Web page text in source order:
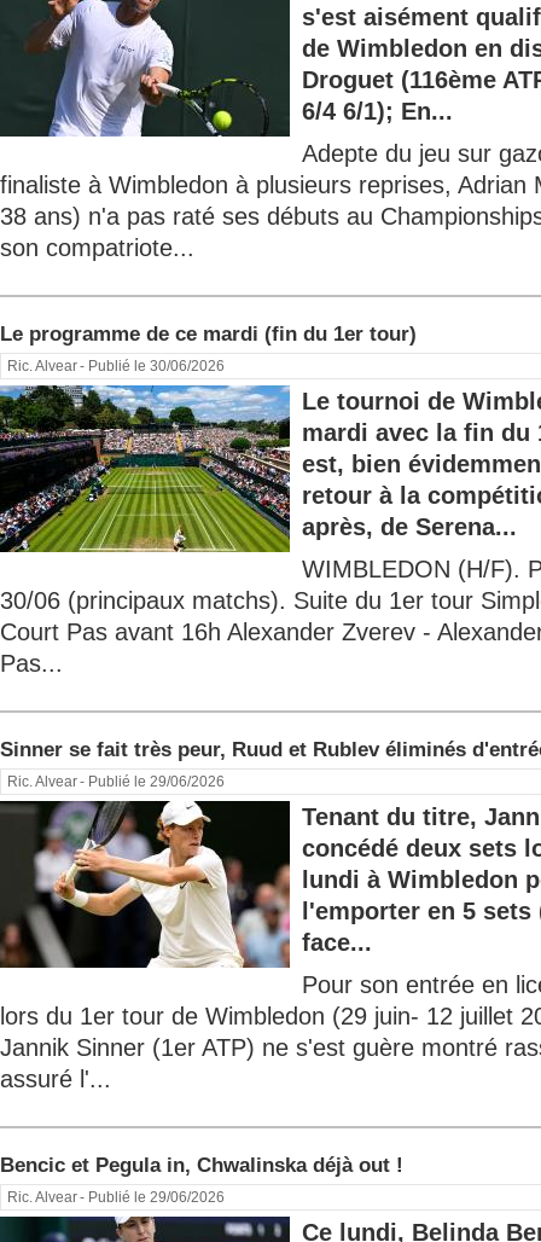
s'est aisément
de Wimbledon en
Droguet (116ème
6/4 6/1); En...
Adepte du jeu sur
finaliste à Wimbledon à plusieurs reprises, Adrian
38 ans) n'a pas raté ses débuts au
son compatriote...
Le programme de ce mardi (fin du 1er tour)
Ric. Alvear- Publié le 30/06/2026
Le tournoi de
mardi avec la fin du
est, bien
retour à la
après, de Serena...
WIMBLEDON (H/F).
30/06 (principaux matchs). Suite du 1er tour
Court Pas avant 16h Alexander Zverev -
Pas...
Sinner se fait très peur, Ruud et Rublev éliminés
Ric. Alvear- Publié le 29/06/2026
Tenant du titre,
concédé deux sets
lundi à Wimbledon
l'emporter en 5 sets
face...
Pour son entrée en
lors du 1er tour de Wimbledon (29 juin- 12 juillet
Jannik Sinner (1er ATP) ne s'est guère montré
assuré l'...
Bencic et Pegula in, Chwalinska déjà out !
Ric. Alvear- Publié le 29/06/2026
Ce lundi, Belinda